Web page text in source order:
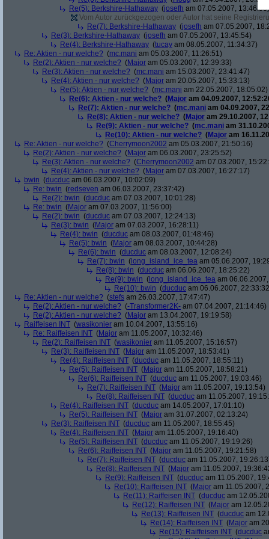
Re(5): Berkshire-Hathaway (josefh am 07.05.2007, 13:46:53)
Vom Autor zurückgezogen oder Autor hat seine
Re(7): Berkshire-Hathaway (josefh am 07.05.2007,
Re(3): Berkshire-Hathaway (josefh am 07.05.2007, 13:45:54)
Re(4): Berkshire-Hathaway (tucay am 08.05.2007, 11:34:37)
Re: Aktien - nur welche? (mc.mani am 05.03.2007, 11:26:51)
Re(2): Aktien - nur welche? (Major am 05.03.2007, 12:39:33)
Re(3): Aktien - nur welche? (mc.mani am 15.03.2007, 23:41:47)
Re(4): Aktien - nur welche? (Major am 20.05.2007, 15:33:13)
Re(5): Aktien - nur welche? (mc.mani am 22.05.2007, 18:05:02)
Re(6): Aktien - nur welche? (Major am 04.09.2007,
Re(7): Aktien - nur welche? (mc.mani am 04.09.2007,
Re(8): Aktien - nur welche? (Major am 29.10.2007,
Re(9): Aktien - nur welche? (mc.mani am
Re(10): Aktien - nur welche? (Major am
Re: Aktien - nur welche? (Cherrymoon2002 am 05.03.2007, 21:50:16)
Re(2): Aktien - nur welche? (Major am 06.03.2007, 23:25:52)
Re(3): Aktien - nur welche? (Cherrymoon2002 am 07.03.2007,
Re(4): Aktien - nur welche? (Major am 07.03.2007, 16:27:17)
bwin (ducduc am 06.03.2007, 10:02:09)
Re: bwin (redseven am 06.03.2007, 23:37:42)
Re(2): bwin (ducduc am 07.03.2007, 10:01:28)
Re: bwin (Major am 07.03.2007, 11:56:00)
Re(2): bwin (ducduc am 07.03.2007, 12:24:13)
Re(3): bwin (Major am 07.03.2007, 16:28:11)
Re(4): bwin (ducduc am 08.03.2007, 01:48:46)
Re(5): bwin (Major am 08.03.2007, 10:44:28)
Re(6): bwin (ducduc am 08.03.2007, 12:08:24)
Re(7): bwin ( long_island_ice_tea am 05.06.2007,
Re(8): bwin (ducduc am 06.06.2007, 18:25:22)
Re(9): bwin ( long_island_ice_tea am
Re(10): bwin (ducduc am 06.06.2007,
Re: Aktien - nur welche? (stefs am 26.03.2007, 17:47:47)
Re(2): Aktien - nur welche? (-Transformer2K- am 07.04.2007, 21:14:46)
Re(2): Aktien - nur welche? (Major am 13.04.2007, 19:19:58)
Raiffeisen INT (wasikonier am 10.04.2007, 13:55:16)
Re: Raiffeisen INT (Major am 11.05.2007, 10:32:46)
Re(2): Raiffeisen INT (wasikonier am 11.05.2007, 15:16:57)
Re(3): Raiffeisen INT (Major am 11.05.2007, 18:53:41)
Re(4): Raiffeisen INT (ducduc am 11.05.2007, 18:55:11)
Re(5): Raiffeisen INT (Major am 11.05.2007, 18:58:21)
Re(6): Raiffeisen INT (ducduc am 11.05.2007, 19:03:46)
Re(7): Raiffeisen INT (Major am 11.05.2007, 19:13:54)
Re(8): Raiffeisen INT (ducduc am 11.05.2007,
Re(4): Raiffeisen INT (ducduc am 14.05.2007, 17:01:10)
Re(5): Raiffeisen INT (Major am 31.07.2007, 02:13:24)
Re(3): Raiffeisen INT (ducduc am 11.05.2007, 18:55:45)
Re(4): Raiffeisen INT (Major am 11.05.2007, 19:16:40)
Re(5): Raiffeisen INT (ducduc am 11.05.2007, 19:19:26)
Re(6): Raiffeisen INT (Major am 11.05.2007, 19:21:58)
Re(7): Raiffeisen INT (ducduc am 11.05.2007,
Re(8): Raiffeisen INT (Major am 11.05.2007,
Re(9): Raiffeisen INT (ducduc am 11.05.2007,
Re(10): Raiffeisen INT (Major am 11.05.2007,
Re(11): Raiffeisen INT (ducduc am
Re(12): Raiffeisen INT (Major am
Re(13): Raiffeisen INT (ducduc am
Re(14): Raiffeisen INT (Major am
Re(15): Raiffeisen INT (ducduc